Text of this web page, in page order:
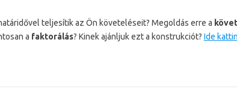
teljesítik az Ön követeléseit? Megoldás erre a
a faktorálás? Kinek ajánljuk ezt a konstrukciót? Ide